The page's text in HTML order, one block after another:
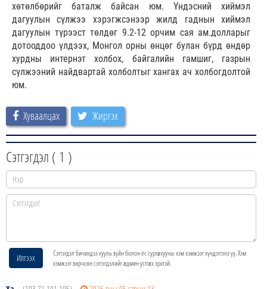
хөтөлбөрийг баталж байсан юм. Үндэсний хиймэл
дагуулын сүлжээ хэрэгжсэнээр жилд гаднын хиймэл
дагуулын түрээст төлдөг 9.2-12 орчим сая ам.долларыг
дотооддоо үлдээх, Монгол орны өнцөг булан бүрд өндөр
хурдны интернэт холбох, байгалийн гамшиг, газрын
сүлжээний найдвартай холболтыг хангах ач холбогдолтой
юм.
Хуваалцах Жиргэх
Сэтгэгдэл ( 1 )
Илгээх
Сэтгэгдэл бичихдээ хууль зүйн болон ёс суртахууны хэм хэмжээг хүндэтгэнэ үү. Хэм
хэмжээг зөрчсөн сэтгэгдэлийг админ устгах эрхтэй.